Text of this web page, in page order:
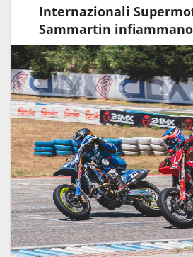
Internazionali
Sammartin